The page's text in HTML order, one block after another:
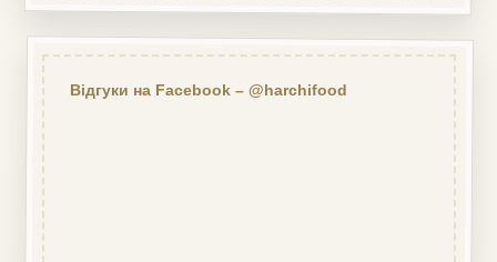
Відгуки на Facebook – @harchifood